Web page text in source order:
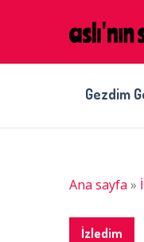
Gezdim
Ana sayfa »
İzledim